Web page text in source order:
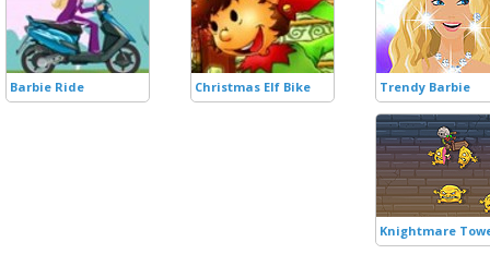
Barbie Ride Christmas Elf Bike Trendy Barbie
Knightmare